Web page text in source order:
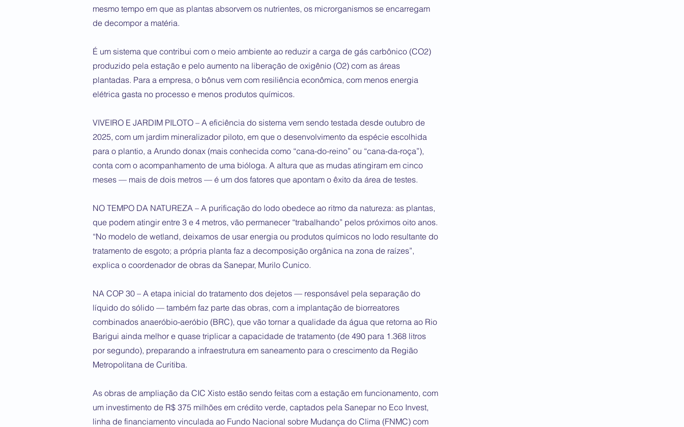
mesmo tempo em que as plantas absorvem os nutrientes, os microrganismos se encarregam
de decompor a matéria.
É um sistema que contribui com o meio ambiente ao reduzir a carga de gás carbônico (CO2)
produzido pela estação e pelo aumento na liberação de oxigênio (O2) com as áreas
plantadas. Para a empresa, o bônus vem com resiliência econômica, com menos energia
elétrica gasta no processo e menos produtos químicos.
VIVEIRO E JARDIM PILOTO – A eficiência do sistema vem sendo testada desde outubro de
2025, com um jardim mineralizador piloto, em que o desenvolvimento da espécie escolhida
para o plantio, a Arundo donax (mais conhecida como “cana-do-reino” ou “cana-da-roça”),
conta com o acompanhamento de uma bióloga. A altura que as mudas atingiram em cinco
meses — mais de dois metros — é um dos fatores que apontam o êxito da área de testes.
NO TEMPO DA NATUREZA – A purificação do lodo obedece ao ritmo da natureza: as plantas,
que podem atingir entre 3 e 4 metros, vão permanecer “trabalhando” pelos próximos oito anos.
“No modelo de wetland, deixamos de usar energia ou produtos químicos no lodo resultante do
tratamento de esgoto; a própria planta faz a decomposição orgânica na zona de raízes”,
explica o coordenador de obras da Sanepar, Murilo Cunico.
NA COP 30 – A etapa inicial do tratamento dos dejetos — responsável pela separação do
líquido do sólido — também faz parte das obras, com a implantação de biorreatores
combinados anaeróbio-aeróbio (BRC), que vão tornar a qualidade da água que retorna ao Rio
Barigui ainda melhor e quase triplicar a capacidade de tratamento (de 490 para 1.368 litros
por segundo), preparando a infraestrutura em saneamento para o crescimento da Região
Metropolitana de Curitiba.
As obras de ampliação da CIC Xisto estão sendo feitas com a estação em funcionamento, com
um investimento de R$ 375 milhões em crédito verde, captados pela Sanepar no Eco Invest,
linha de financiamento vinculada ao Fundo Nacional sobre Mudança do Clima (FNMC) com